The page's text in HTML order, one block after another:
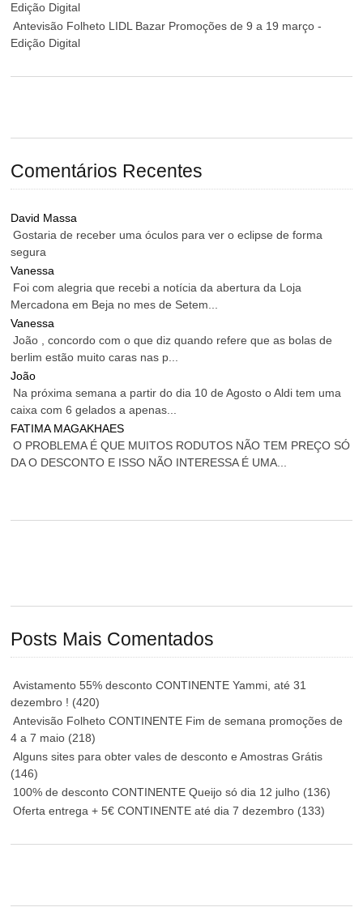
Edição Digital
Antevisão Folheto LIDL Bazar Promoções de 9 a 19 março -
Edição Digital
Comentários Recentes
David Massa
Gostaria de receber uma óculos para ver o eclipse de forma
segura
Vanessa
Foi com alegria que recebi a notícia da abertura da Loja
Mercadona em Beja no mes de Setem...
Vanessa
João , concordo com o que diz quando refere que as bolas de
berlim estão muito caras nas p...
João
Na próxima semana a partir do dia 10 de Agosto o Aldi tem uma
caixa com 6 gelados a apenas...
FATIMA MAGAKHAES
O PROBLEMA É QUE MUITOS RODUTOS NÃO TEM PREÇO SÓ
DA O DESCONTO E ISSO NÃO INTERESSA É UMA...
Posts Mais Comentados
Avistamento 55% desconto CONTINENTE Yammi, até 31
dezembro ! (420)
Antevisão Folheto CONTINENTE Fim de semana promoções de
4 a 7 maio (218)
Alguns sites para obter vales de desconto e Amostras Grátis
(146)
100% de desconto CONTINENTE Queijo só dia 12 julho (136)
Oferta entrega + 5€ CONTINENTE até dia 7 dezembro (133)